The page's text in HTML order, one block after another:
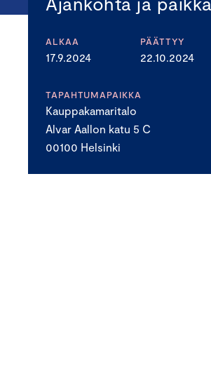
ALKAA
17.9.2024
PÄÄTTYY
22.10.2024
TAPAHTUMAPAIKKA
Kauppakamaritalo
Alvar Aallon katu 5 C
00100 Helsinki